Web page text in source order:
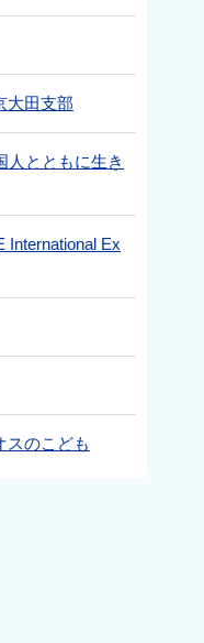
田支部
人とともに生き
Ex
のこども